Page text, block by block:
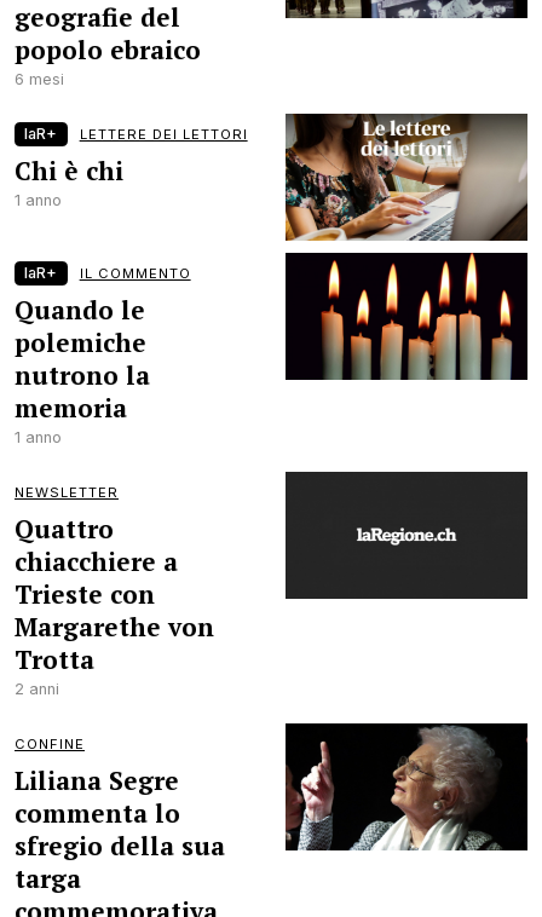
geografie del
popolo ebraico
6 mesi
laR+ LETTERE DEI LETTORI
Chi è chi
1 anno
laR+ IL COMMENTO
Quando le
polemiche
nutrono la
memoria
1 anno
NEWSLETTER
Quattro
chiacchiere a
Trieste con
Margarethe von
Trotta
2 anni
CONFINE
Liliana Segre
commenta lo
sfregio della sua
targa